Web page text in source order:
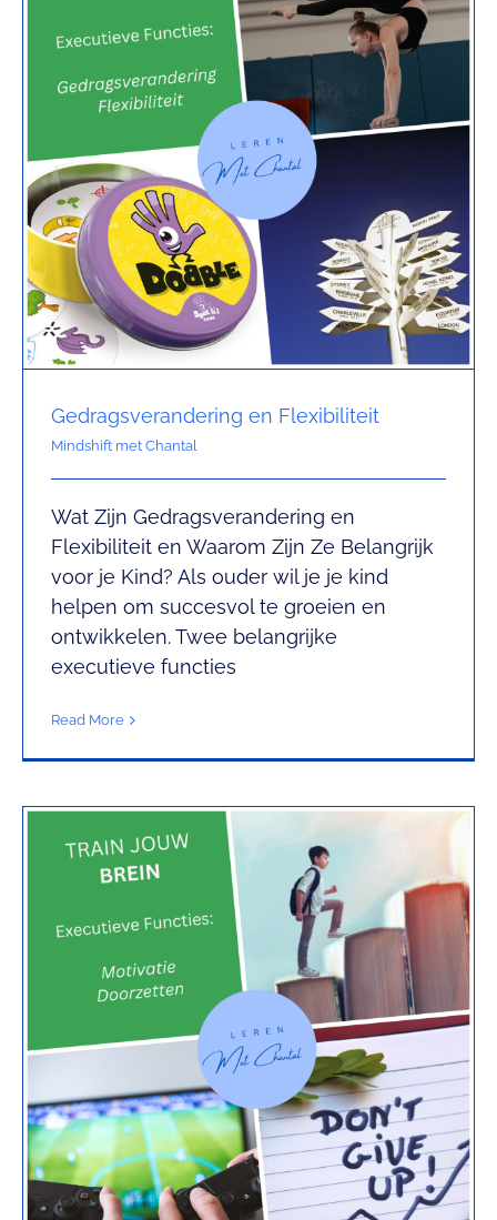
Gedragsverandering en Flexibiliteit
Mindshift met Chantal
Wat Zijn Gedragsverandering en
Flexibiliteit en Waarom Zijn Ze Belangrijk
voor je Kind? Als ouder wil je je kind
helpen om succesvol te groeien en
ontwikkelen. Twee belangrijke
executieve functies
Read More
Leer je kind motivatie en
doorzetten
Mindshift met Chantal